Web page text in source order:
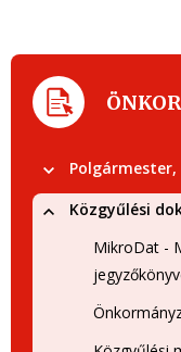
Közgyűlési
MikroDat -